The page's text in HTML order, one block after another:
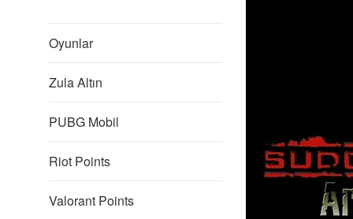
Oyunlar
Zula Altın
PUBG Mobil
Riot Points
Valorant Points